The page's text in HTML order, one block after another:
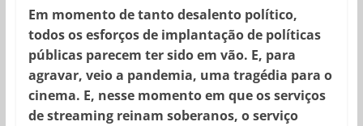
Em momento de tanto desalento político,
todos os esforços de implantação de políticas
públicas parecem ter sido em vão. E, para
agravar, veio a pandemia, uma tragédia para o
cinema. E, nesse momento em que os serviços
de streaming reinam soberanos, o serviço